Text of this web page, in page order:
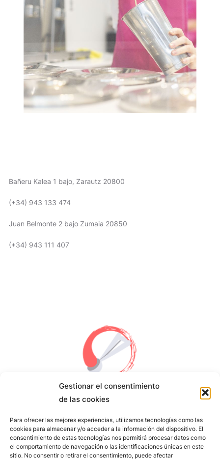
Gestionar el consentimiento
de las cookies
Para ofrecer las mejores experiencias, utilizamos tecnologías como las
cookies para almacenar y/o acceder a la información del dispositivo. El
consentimiento de estas tecnologías nos permitirá procesar datos como
el comportamiento de navegación o las identificaciones únicas en este
sitio. No consentir o retirar el consentimiento, puede afectar
Bañeru Kalea 1 bajo, Zarautz 20800
(+34) 943 133 474
Juan Belmonte 2 bajo Zumaia 20850
(+34) 943 111 407
Política de privacidad
Política de cookies
Aviso Legal